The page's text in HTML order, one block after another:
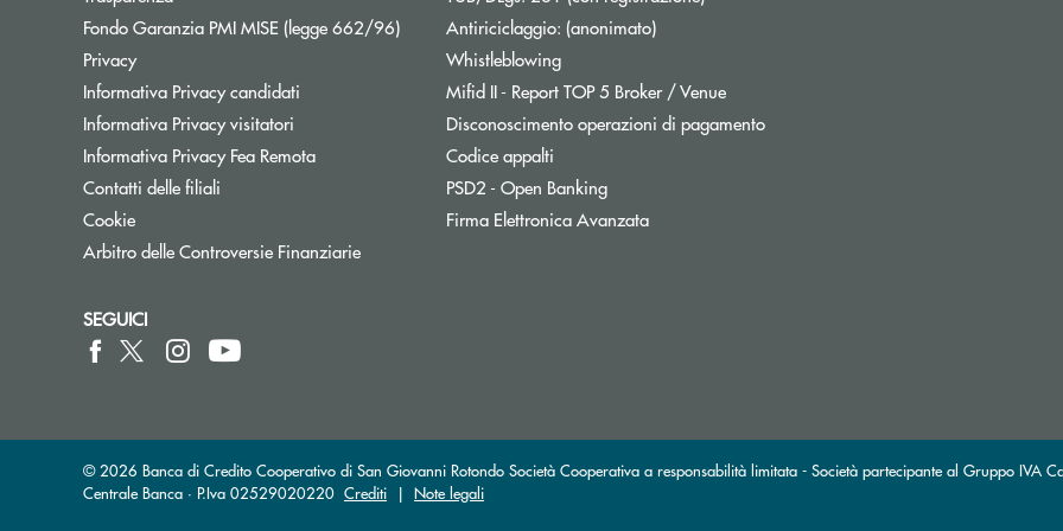
Fondo Garanzia PMI MISE (legge 662/96)Apre una nuova finestra
Privacy
Informativa Privacy candidati
Informativa Privacy visitatori
Informativa Privacy Fea Remota
Contatti delle filiali
Cookie
Arbitro delle Controversie FinanziarieApre una nuova finestra
Antiriciclaggio: (anonimato)
Whistleblowing
Mifid II - Report TOP 5 Broker / Venue
Disconoscimento operazioni di pagamento
Codice appalti
PSD2 - Open BankingApre una nuova finestra
Firma Elettronica Avanzata
SEGUICI
© 2026 Banca di Credito Cooperativo di San Giovanni Rotondo Società Cooperativa a responsabilità limitata - Società partecipante al Gruppo IVA
Centrale Banca · P.Iva 02529020220 Crediti | Note legali